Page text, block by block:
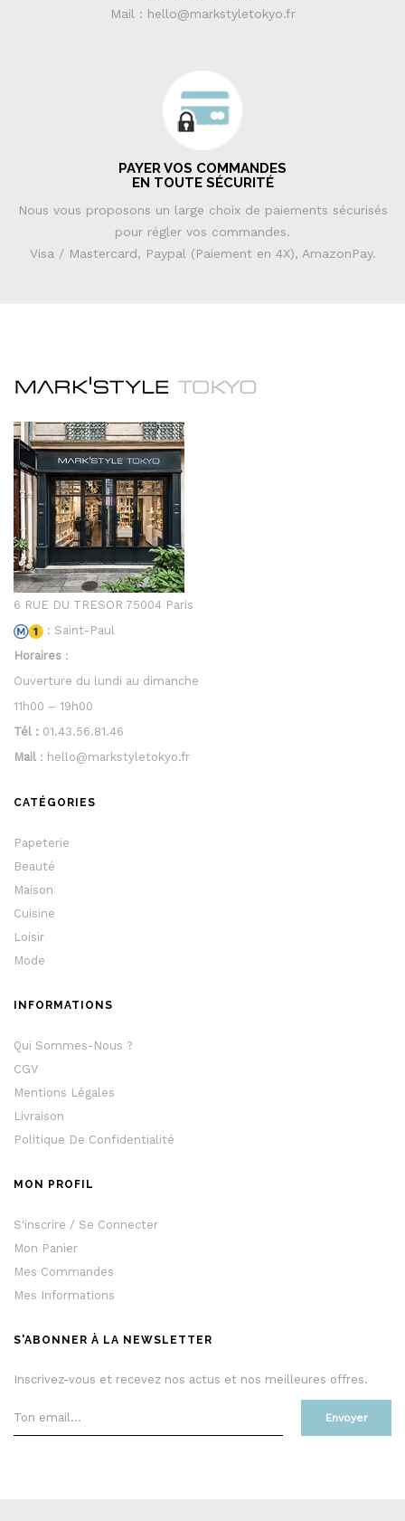
Mail : hello@markstyletokyo.fr
PAYER VOS COMMANDES
EN TOUTE SÉCURITÉ
Nous vous proposons un large choix de paiements sécurisés
pour régler vos commandes.
Visa / Mastercard, Paypal (Paiement en 4X), AmazonPay.
6 RUE DU TRESOR 75004 Paris
: Saint-Paul
Horaires :
Ouverture du lundi au dimanche
11h00 – 19h00
Tél : 01.43.56.81.46
Mail : hello@markstyletokyo.fr
CATÉGORIES
Papeterie
Beauté
Maison
Cuisine
Loisir
Mode
INFORMATIONS
Qui Sommes-Nous ?
CGV
Mentions Légales
Livraison
Politique De Confidentialité
MON PROFIL
S'inscrire / Se Connecter
Mon Panier
Mes Commandes
Mes Informations
S'ABONNER À LA NEWSLETTER
Inscrivez-vous et recevez nos actus et nos meilleures offres.
Envoyer